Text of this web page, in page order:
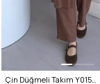
Çin Düğmeli Takım Y0157 - KİREMİT